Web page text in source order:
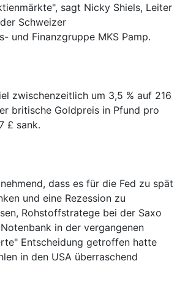
sagt Nicky Shiels, Leiter
Schweizer
und Finanzgruppe MKS Pamp.
zwischenzeitlich um 3,5 % auf 216
britische Goldpreis in Pfund pro
£ sank.
dass es für die Fed zu spät
und eine Rezession zu
Rohstoffstratege bei der Saxo
in der vergangenen
Entscheidung getroffen hatte
in den USA überraschend